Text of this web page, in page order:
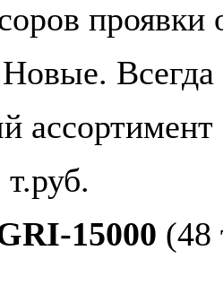
проявки
15000 (48